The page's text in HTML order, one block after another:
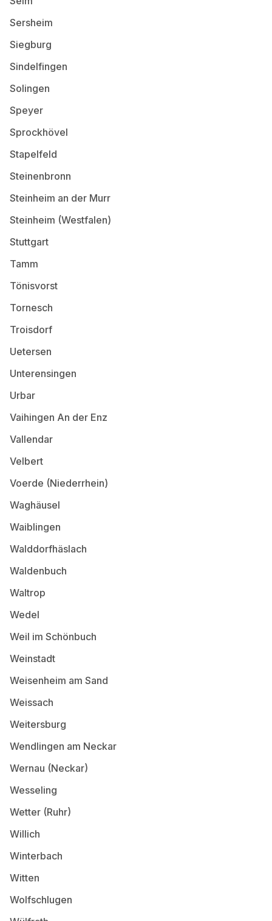
Sersheim
Siegburg
Sindelfingen
Solingen
Speyer
Sprockhövel
Stapelfeld
Steinenbronn
Steinheim an der Murr
Steinheim (Westfalen)
Stuttgart
Tamm
Tönisvorst
Tornesch
Troisdorf
Uetersen
Unterensingen
Urbar
Vaihingen An der Enz
Vallendar
Velbert
Voerde (Niederrhein)
Waghäusel
Waiblingen
Walddorfhäslach
Waldenbuch
Waltrop
Wedel
Weil im Schönbuch
Weinstadt
Weisenheim am Sand
Weissach
Weitersburg
Wendlingen am Neckar
Wernau (Neckar)
Wesseling
Wetter (Ruhr)
Willich
Winterbach
Witten
Wolfschlugen